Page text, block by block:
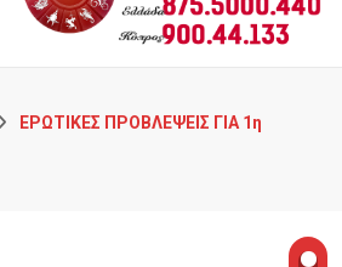
ΕΡΩΤΙΚΕΣ ΠΡΟΒΛΕΨΕΙΣ ΓΙΑ 1η